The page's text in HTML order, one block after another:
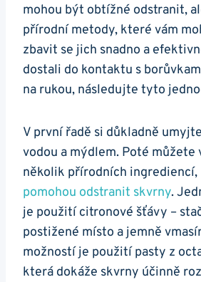
mohou být obtížné odstranit,
přírodní metody, které vám
zbavit se jich snadno a
dostali do kontaktu s
na rukou, následujte tyto
V první řadě si důkladně
vodou a mýdlem. Poté můžete
několik přírodních ingrediencí,
pomohou odstranit skvrny.
je použití citronové šťávy –
postižené místo a jemně
možností je použití pasty z
která dokáže skvrny účinně